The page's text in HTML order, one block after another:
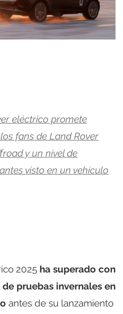
eléctrico promete
fans de Land Rover
y un nivel de
visto en un vehículo
2025 ha superado con
pruebas invernales en
antes de su lanzamiento